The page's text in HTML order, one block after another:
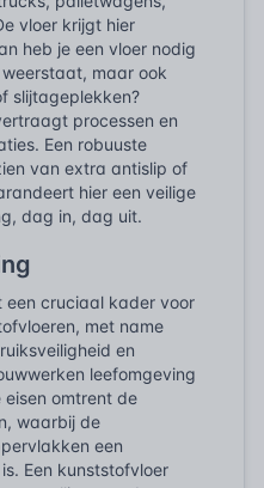
vloer krijgt hier
heb je een vloer nodig
maar ook
slijtageplekken?
processen en
Een robuuste
van extra antislip of
hier een veilige
dag in, dag uit.
een cruciaal kader voor
met name
en
leefomgeving
omtrent de
waarbij de
een
Een kunststofvloer